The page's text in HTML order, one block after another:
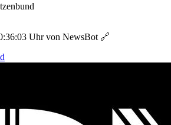
Uhr von NewsBot 🔗